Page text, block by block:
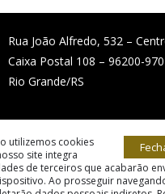
Rua João Alfredo, 532 –
Caixa Postal 108 – 96200-970
Rio Grande/RS
diocese.riogrande@gmail.com
utilizemos cookies
site integra
de terceiros que acabarão
Ao prosseguir